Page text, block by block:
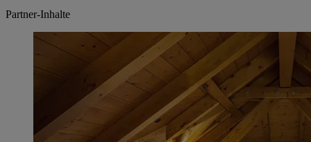
Partner-Inhalte